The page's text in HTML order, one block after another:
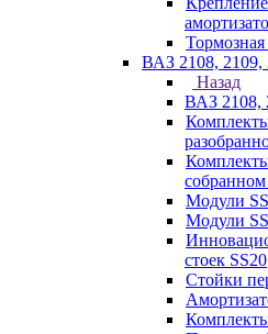
Тормозная
ВАЗ 2108, 2109,
Назад
ВАЗ 2108,
Модули
Модули
стоек SS20
Стойки